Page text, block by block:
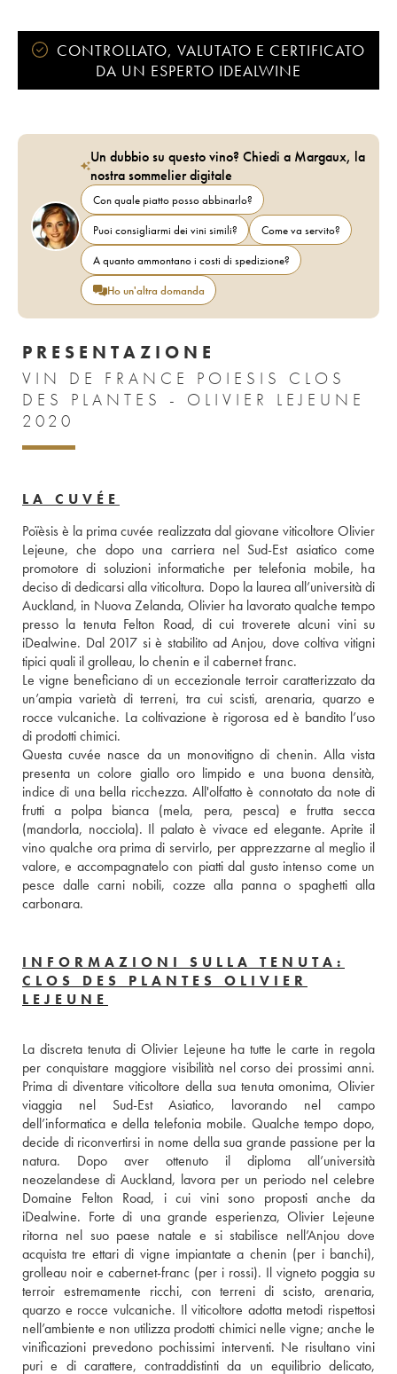
Proprietario:
Clos des Plantes - Olivier Lejeune
CONTROLLATO, VALUTATO E CERTIFICATO
DA UN ESPERTO IDEALWINE
Un dubbio su questo vino? Chiedi a Margaux, la
nostra sommelier digitale
Con quale piatto posso abbinarlo?
Puoi consigliarmi dei vini simili?
Come va servito?
A quanto ammontano i costi di spedizione?
Ho un'altra domanda
PRESENTAZIONE
VIN DE FRANCE POIESIS CLOS
DES PLANTES - OLIVIER LEJEUNE
2020
LA CUVÉE
Poïèsis è la prima cuvée realizzata dal giovane viticoltore Olivier
Lejeune, che dopo una carriera nel Sud-Est asiatico come
promotore di soluzioni informatiche per telefonia mobile, ha
deciso di dedicarsi alla viticoltura. Dopo la laurea all’università di
Auckland, in Nuova Zelanda, Olivier ha lavorato qualche tempo
presso la tenuta Felton Road, di cui troverete alcuni vini su
iDealwine. Dal 2017 si è stabilito ad Anjou, dove coltiva vitigni
tipici quali il grolleau, lo chenin e il cabernet franc.
Le vigne beneficiano di un eccezionale terroir caratterizzato da
un’ampia varietà di terreni, tra cui scisti, arenaria, quarzo e
rocce vulcaniche. La coltivazione è rigorosa ed è bandito l’uso
di prodotti chimici.
Questa cuvée nasce da un monovitigno di chenin. Alla vista
presenta un colore giallo oro limpido e una buona densità,
indice di una bella ricchezza. All'olfatto è connotato da note di
frutti a polpa bianca (mela, pera, pesca) e frutta secca
(mandorla, nocciola). Il palato è vivace ed elegante. Aprite il
vino qualche ora prima di servirlo, per apprezzarne al meglio il
valore, e accompagnatelo con piatti dal gusto intenso come un
pesce dalle carni nobili, cozze alla panna o spaghetti alla
carbonara.
INFORMAZIONI SULLA TENUTA:
CLOS DES PLANTES OLIVIER
LEJEUNE
La discreta tenuta di Olivier Lejeune ha tutte le carte in regola
per conquistare maggiore visibilità nel corso dei prossimi anni.
Prima di diventare viticoltore della sua tenuta omonima, Olivier
viaggia nel Sud-Est Asiatico, lavorando nel campo
dell’informatica e della telefonia mobile. Qualche tempo dopo,
decide di riconvertirsi in nome della sua grande passione per la
natura. Dopo aver ottenuto il diploma all’università
neozelandese di Auckland, lavora per un periodo nel celebre
Domaine Felton Road, i cui vini sono proposti anche da
iDealwine. Forte di una grande esperienza, Olivier Lejeune
ritorna nel suo paese natale e si stabilisce nell’Anjou dove
acquista tre ettari di vigne impiantate a chenin (per i banchi),
grolleau noir e cabernet-franc (per i rossi). Il vigneto poggia su
terroir estremamente ricchi, con terreni di scisto, arenaria,
quarzo e rocce vulcaniche. Il viticoltore adotta metodi rispettosi
nell’ambiente e non utilizza prodotti chimici nelle vigne; anche le
vinificazioni prevedono pochissimi interventi. Ne risultano vini
puri e di carattere, contraddistinti da un equilibrio delicato,